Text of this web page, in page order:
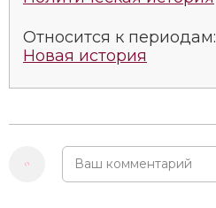
СССР
Южная Америка
Относится к периодам:
Новая история